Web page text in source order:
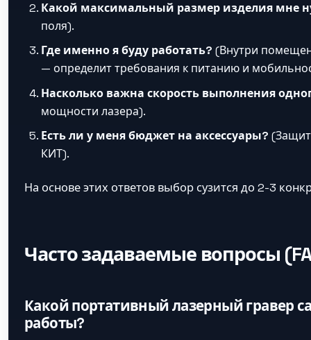
Какой максимальный размер изделия мне
поля).
Где именно я буду работать? (Внутри
— определит требования к питанию и
Насколько важна скорость выполнения
мощности лазера).
Есть ли у меня бюджет на аксессуары?
КИТ).
На основе этих ответов выбор сузится до 2-3
Часто задаваемые вопросы
Какой портативный лазерный
работы?